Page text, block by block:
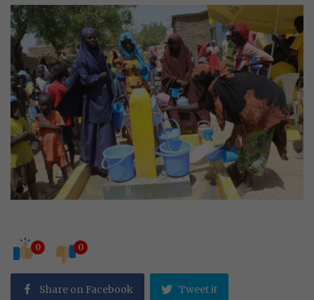
0 0
Share on Facebook Tweet it